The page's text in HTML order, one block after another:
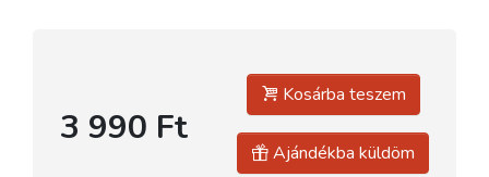
3 990 Ft
Kosárba teszem
Ajándékba küldöm